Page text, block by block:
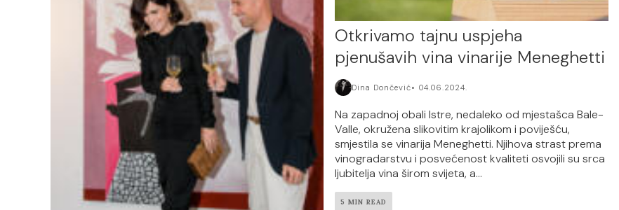
Otkrivamo tajnu uspjeha
pjenušavih vina vinarije Meneghetti
Dina Dončević 04.06.2024.
Na zapadnoj obali Istre, nedaleko od mjestašca Bale-
Valle, okružena slikovitim krajolikom i poviješću,
smjestila se vinarija Meneghetti. Njihova strast prema
vinogradarstvu i posvećenost kvaliteti osvojili su srca
ljubitelja vina širom svijeta, a...
5 MIN READ